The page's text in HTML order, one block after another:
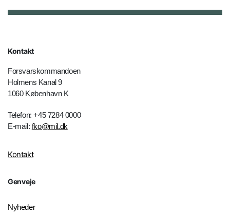
Kontakt
Forsvarskommandoen
Holmens Kanal 9
1060 København K
Telefon: +45 7284 0000
E-mail: fko@mil.dk
Kontakt
Genveje
Nyheder